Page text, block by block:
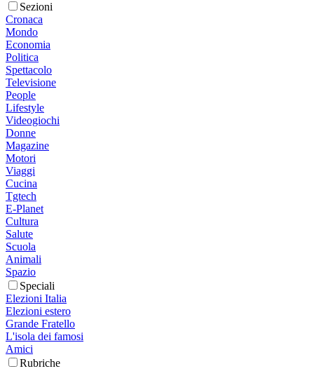
Sezioni
Cronaca
Mondo
Economia
Politica
Spettacolo
Televisione
People
Lifestyle
Videogiochi
Donne
Magazine
Motori
Viaggi
Cucina
Tgtech
E-Planet
Cultura
Salute
Scuola
Animali
Spazio
Speciali
Elezioni Italia
Elezioni estero
Grande Fratello
L'isola dei famosi
Amici
Rubriche